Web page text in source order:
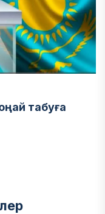
табуға